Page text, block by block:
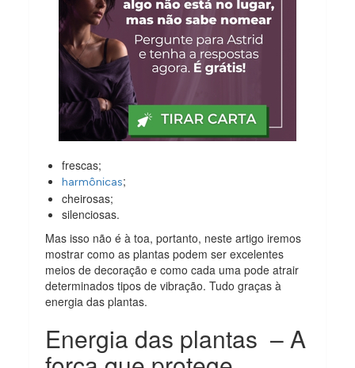
frescas;
harmônicas;
cheirosas;
silenciosas.
Mas isso não é à toa, portanto, neste artigo iremos
mostrar como as plantas podem ser excelentes
meios de decoração e como cada uma pode atrair
determinados tipos de vibração. Tudo graças à
energia das plantas.
Energia das plantas – A